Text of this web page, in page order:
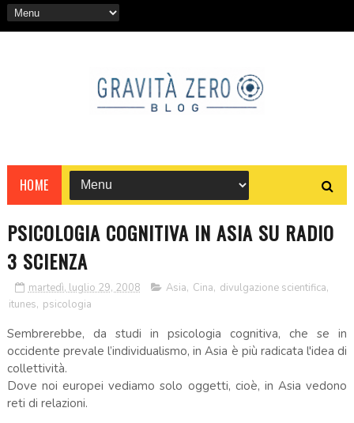
HOME
PSICOLOGIA COGNITIVA IN ASIA SU RADIO
3 SCIENZA
martedì, luglio 29, 2008 Asia, Cina, divulgazione scientifica,
itunes, psicologia
Sembrerebbe, da studi in psicologia cognitiva, che se in
occidente prevale l’individualismo, in Asia è più radicata l'idea di
collettività.
Dove noi europei vediamo solo oggetti, cioè, in Asia vedono
reti di relazioni.